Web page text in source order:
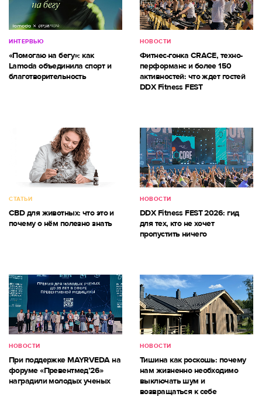
ИНТЕРВЬЮ
«Помогаю на бегу»: как
Lamoda объединила спорт и
благотворительность
НОВОСТИ
Фитнес-гонка CRACE, техно-
перформанс и более 150
активностей: что ждет гостей
DDX Fitness FEST
СТАТЬИ
CBD для животных: что это и
почему о нём полезно знать
НОВОСТИ
DDX Fitness FEST 2026: гид
для тех, кто не хочет
пропустить ничего
НОВОСТИ
При поддержке MAYRVEDA на
форуме «Превентмед’26»
наградили молодых ученых
НОВОСТИ
Тишина как роскошь: почему
нам жизненно необходимо
выключать шум и
возвращаться к себе